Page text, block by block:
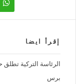
إقرأ ايضا
الرئاسة التركية تطلق
برس